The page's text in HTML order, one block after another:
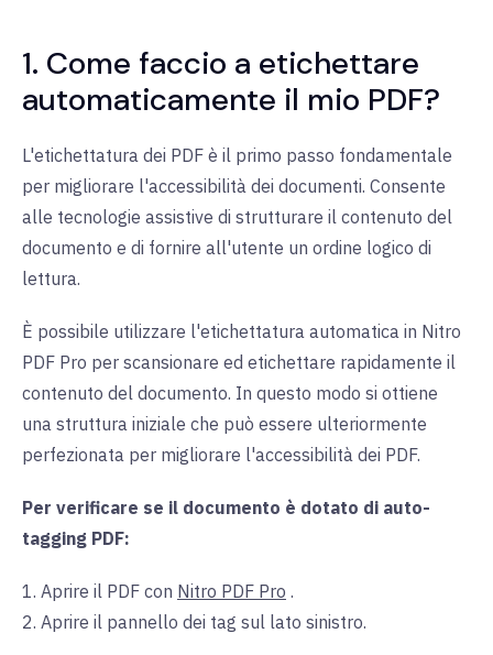
1. Come faccio a etichettare
automaticamente il mio PDF?
L'etichettatura dei PDF è il primo passo fondamentale
per migliorare l'accessibilità dei documenti. Consente
alle tecnologie assistive di strutturare il contenuto del
documento e di fornire all'utente un ordine logico di
lettura.
È possibile utilizzare l'etichettatura automatica in Nitro
PDF Pro per scansionare ed etichettare rapidamente il
contenuto del documento. In questo modo si ottiene
una struttura iniziale che può essere ulteriormente
perfezionata per migliorare l'accessibilità dei PDF.
Per verificare se il documento è dotato di auto-
tagging PDF:
1. Aprire il PDF con Nitro PDF Pro .
2. Aprire il pannello dei tag sul lato sinistro.